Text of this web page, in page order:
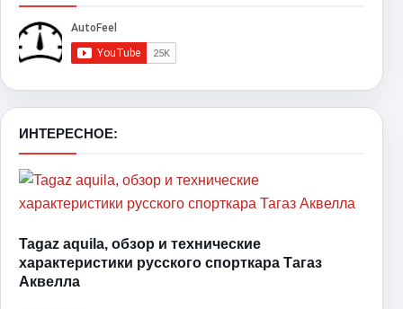
ИНТЕРЕСНОЕ:
Tagaz aquila, обзор и технические
характеристики русского спорткара Тагаз
Аквелла